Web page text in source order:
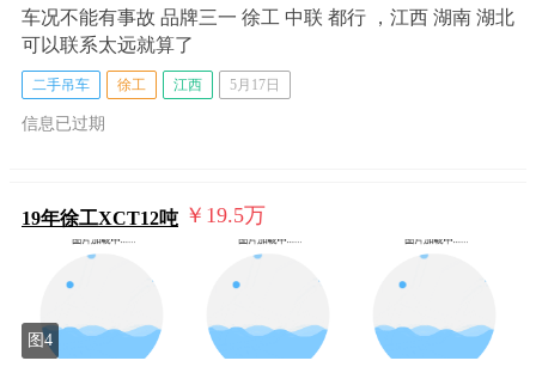
车况不能有事故 品牌三一 徐工 中联 都行 ，江西 湖南 湖北
可以联系太远就算了
二手吊车 徐工 江西 5月17日
信息已过期
19年徐工XCT12吨 ￥19.5万
图4